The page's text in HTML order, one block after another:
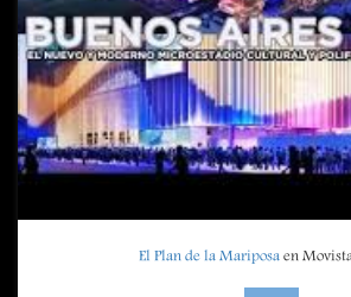
El Plan de la Mariposaen